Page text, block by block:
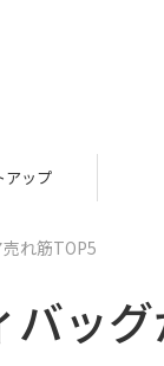
アップ
れ筋TOP5
バッ